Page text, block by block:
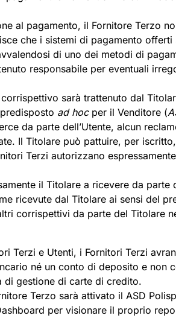
al pagamento, il Fornitore Terzo
che i sistemi di pagamento
di uno dei metodi di
responsabile per eventuali
sarà trattenuto dal
ad hocper il Venditore (
da parte dell’Utente, alcun
Il Titolare può pattuire, per
Terzi autorizzano
il Titolare a ricevere da
ricevute dal Titolare ai sensi del
corrispettivi da parte del Titolare
Terzi e Utenti, i Fornitori Terzi
né un conto di deposito e non
di gestione di carte di credito.
Terzo sarà attivato il ASD
per visionare il proprio